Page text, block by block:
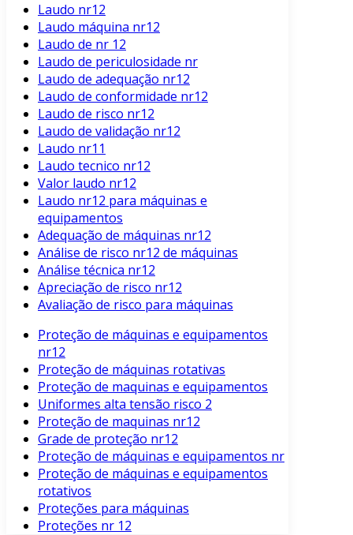
Laudo nr12
Laudo máquina nr12
Laudo de nr 12
Laudo de periculosidade nr
Laudo de adequação nr12
Laudo de conformidade nr12
Laudo de risco nr12
Laudo de validação nr12
Laudo nr11
Laudo tecnico nr12
Valor laudo nr12
Laudo nr12 para máquinas e
equipamentos
Adequação de máquinas nr12
Análise de risco nr12 de máquinas
Análise técnica nr12
Apreciação de risco nr12
Avaliação de risco para máquinas
Proteção de máquinas e equipamentos
nr12
Proteção de máquinas rotativas
Proteção de maquinas e equipamentos
Uniformes alta tensão risco 2
Proteção de maquinas nr12
Grade de proteção nr12
Proteção de máquinas e equipamentos nr
Proteção de máquinas e equipamentos
rotativos
Proteções para máquinas
Proteções nr 12